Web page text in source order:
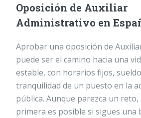
Oposición de Auxiliar
Administrativo en
Aprobar una oposición de
puede ser el camino hacia una
estable, con horarios fijos,
tranquilidad de un puesto en la
pública. Aunque parezca un
primera es posible si sigues una